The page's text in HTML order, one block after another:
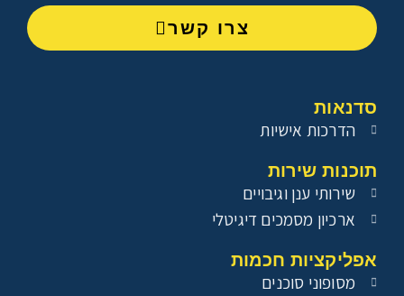
צרו קשר
סדנאות
הדרכות אישיות
תוכנות שירות
שירותי ענן וגיבויים
ארכיון מסמכים דיגיטלי
אפליקציות חכמות
מסופוני סוכנים